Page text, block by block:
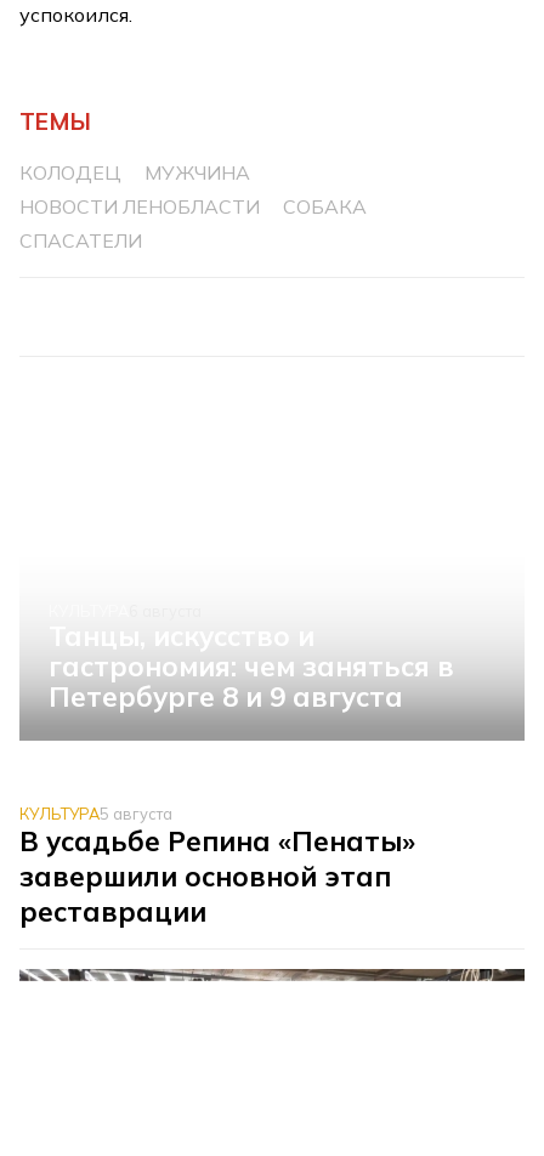
успокоился.
ТЕМЫ
КОЛОДЕЦ
МУЖЧИНА
НОВОСТИ ЛЕНОБЛАСТИ
СОБАКА
СПАСАТЕЛИ
гастрономия: чем заняться в
Петербурге 8 и 9 августа
КУЛЬТУРА5 августа
В усадьбе Репина «Пенаты»
завершили основной этап
реставрации